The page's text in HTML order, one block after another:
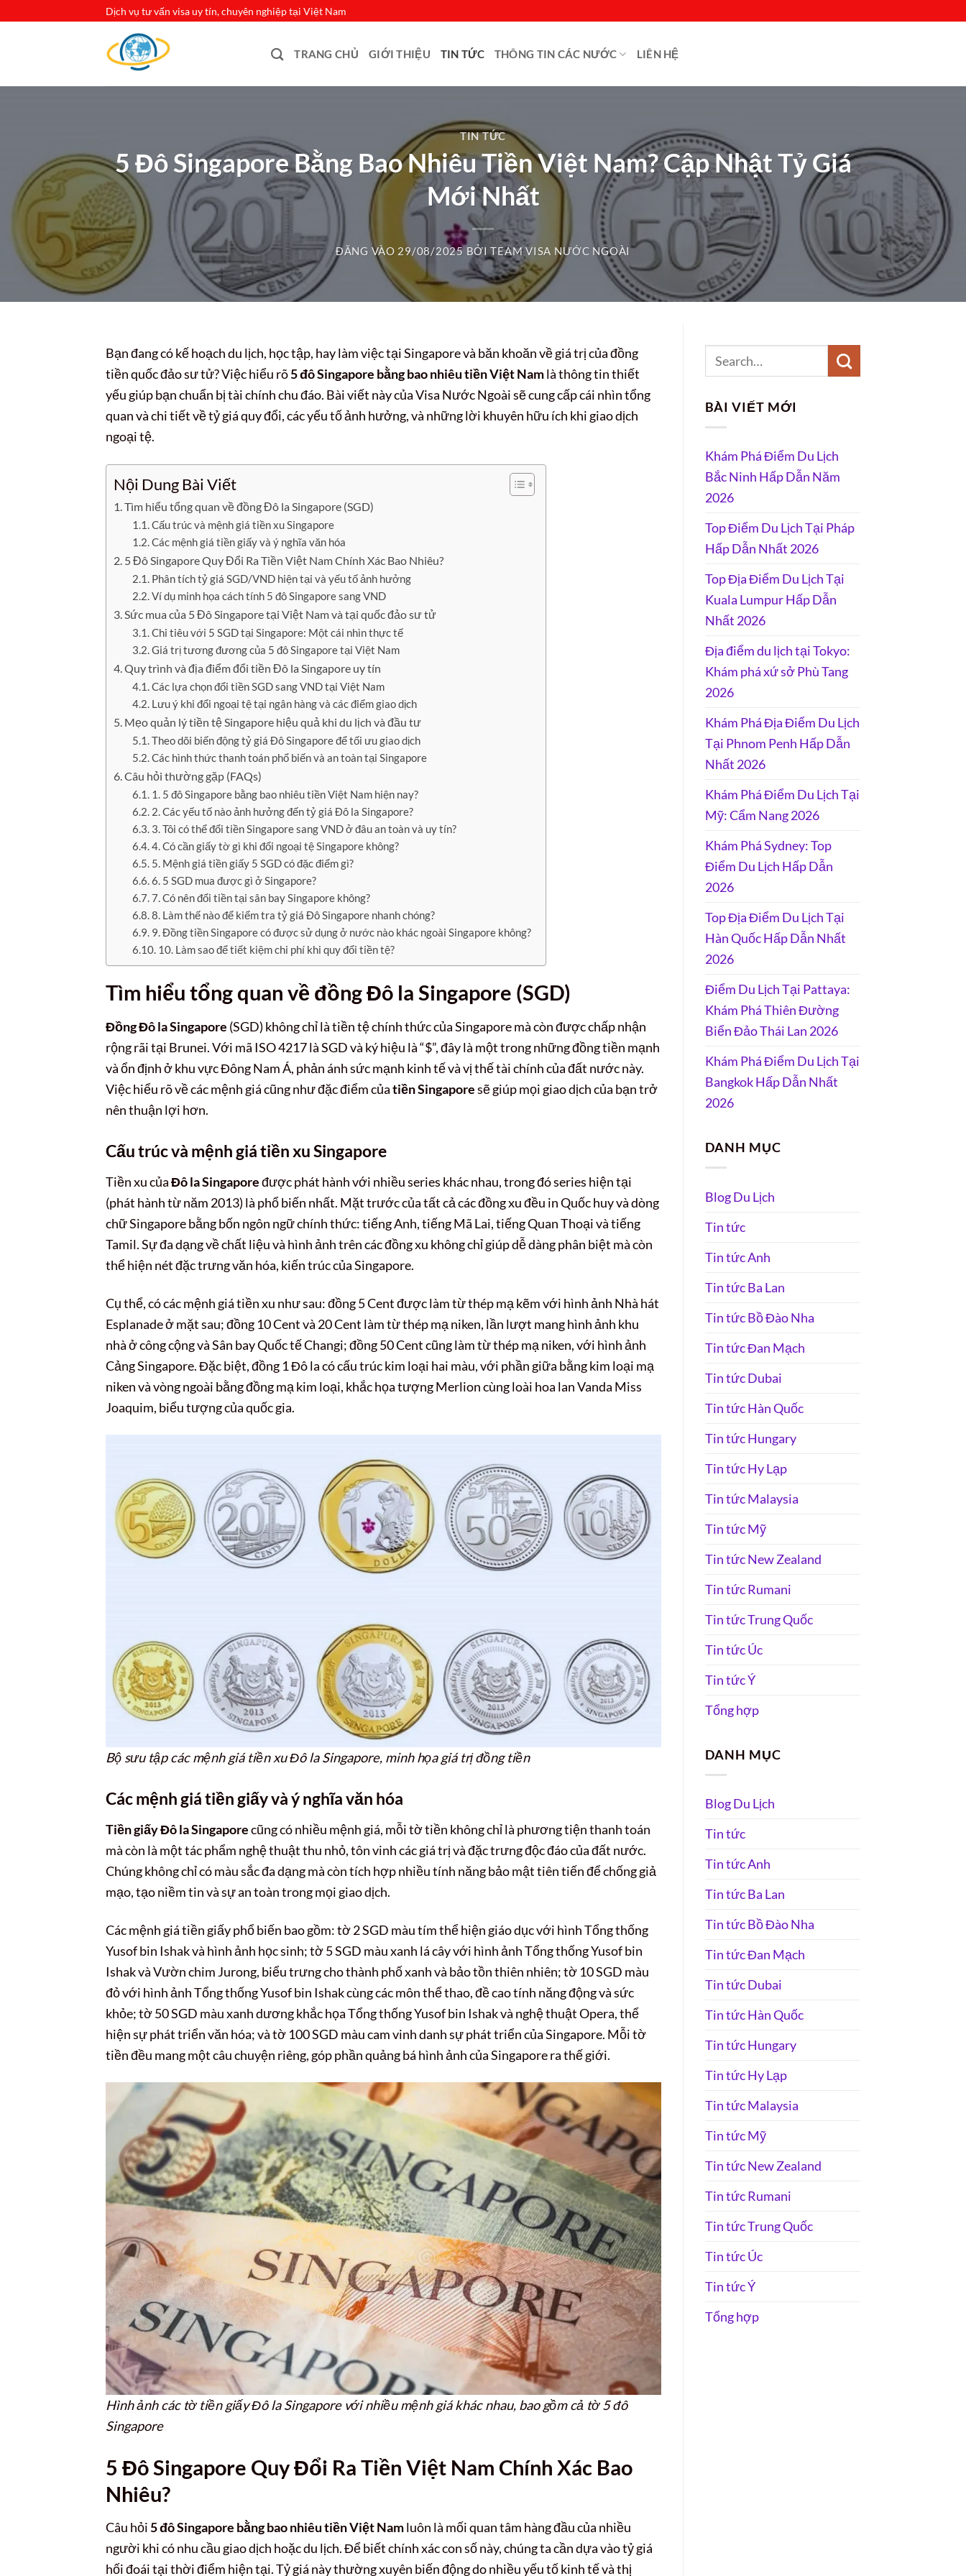
Dịch vụ tư vấn visa uy tín, chuyên nghiệp tại Việt Nam
TRANG CHỦ GIỚI THIỆU TIN TỨC THÔNG TIN CÁC NƯỚC LIÊN HỆ
TIN TỨC
5 Đô Singapore Bằng Bao Nhiêu Tiền Việt Nam? Cập Nhật Tỷ Giá
Mới Nhất
ĐĂNG VÀO 29/08/2025 BỞITEAM VISA NƯỚC NGOÀI
Bạn đang có kế hoạch du lịch, học tập, hay làm việc tại Singapore và băn khoăn về giá trị của đồng
tiền quốc đảo sư tử? Việc hiểu rõ5 đô Singapore bằng bao nhiêu tiền Việt Namlà thông tin thiết
yếu giúp bạn chuẩn bị tài chính chu đáo. Bài viết này của Visa Nước Ngoài sẽ cung cấp cái nhìn tổng
quan và chi tiết về tỷ giá quy đổi, các yếu tố ảnh hưởng, và những lời khuyên hữu ích khi giao dịch
ngoại tệ.
Nội Dung Bài Viết
Tìm hiểu tổng quan về đồng Đô la Singapore (SGD)
Cấu trúc và mệnh giá tiền xu Singapore
Các mệnh giá tiền giấy và ý nghĩa văn hóa
5 Đô Singapore Quy Đổi Ra Tiền Việt Nam Chính Xác Bao Nhiêu?
Phân tích tỷ giá SGD/VND hiện tại và yếu tố ảnh hưởng
Ví dụ minh họa cách tính 5 đô Singapore sang VND
Sức mua của 5 Đô Singapore tại Việt Nam và tại quốc đảo sư tử
Chi tiêu với 5 SGD tại Singapore: Một cái nhìn thực tế
Giá trị tương đương của 5 đô Singapore tại Việt Nam
Quy trình và địa điểm đổi tiền Đô la Singapore uy tín
Các lựa chọn đổi tiền SGD sang VND tại Việt Nam
Lưu ý khi đổi ngoại tệ tại ngân hàng và các điểm giao dịch
Mẹo quản lý tiền tệ Singapore hiệu quả khi du lịch và đầu tư
Theo dõi biến động tỷ giá Đô Singapore để tối ưu giao dịch
Các hình thức thanh toán phổ biến và an toàn tại Singapore
Câu hỏi thường gặp (FAQs)
1. 5 đô Singapore bằng bao nhiêu tiền Việt Nam hiện nay?
2. Các yếu tố nào ảnh hưởng đến tỷ giá Đô la Singapore?
3. Tôi có thể đổi tiền Singapore sang VND ở đâu an toàn và uy tín?
4. Có cần giấy tờ gì khi đổi ngoại tệ Singapore không?
5. Mệnh giá tiền giấy 5 SGD có đặc điểm gì?
6. 5 SGD mua được gì ở Singapore?
7. Có nên đổi tiền tại sân bay Singapore không?
8. Làm thế nào để kiểm tra tỷ giá Đô Singapore nhanh chóng?
9. Đồng tiền Singapore có được sử dụng ở nước nào khác ngoài Singapore không?
10. Làm sao để tiết kiệm chi phí khi quy đổi tiền tệ?
Tìm hiểu tổng quan về đồng Đô la Singapore (SGD)
Đồng Đô la Singapore (SGD) không chỉ là tiền tệ chính thức của Singapore mà còn được chấp nhận
rộng rãi tại Brunei. Với mã ISO 4217 là SGD và ký hiệu là “$”, đây là một trong những đồng tiền mạnh
và ổn định ở khu vực Đông Nam Á, phản ánh sức mạnh kinh tế và vị thế tài chính của đất nước này.
Việc hiểu rõ về các mệnh giá cũng như đặc điểm củatiền Singaporesẽ giúp mọi giao dịch của bạn trở
nên thuận lợi hơn.
Cấu trúc và mệnh giá tiền xu Singapore
Tiền xu củaĐô la Singapoređược phát hành với nhiều series khác nhau, trong đó series hiện tại
(phát hành từ năm 2013) là phổ biến nhất. Mặt trước của tất cả các đồng xu đều in Quốc huy và dòng
chữ Singapore bằng bốn ngôn ngữ chính thức: tiếng Anh, tiếng Mã Lai, tiếng Quan Thoại và tiếng
Tamil. Sự đa dạng về chất liệu và hình ảnh trên các đồng xu không chỉ giúp dễ dàng phân biệt mà còn
thể hiện nét đặc trưng văn hóa, kiến trúc của Singapore.
Cụ thể, có các mệnh giá tiền xu như sau: đồng 5 Cent được làm từ thép mạ kẽm với hình ảnh Nhà hát
Esplanade ở mặt sau; đồng 10 Cent và 20 Cent làm từ thép mạ niken, lần lượt mang hình ảnh khu
nhà ở công cộng và Sân bay Quốc tế Changi; đồng 50 Cent cũng làm từ thép mạ niken, với hình ảnh
Cảng Singapore. Đặc biệt, đồng 1 Đô la có cấu trúc kim loại hai màu, với phần giữa bằng kim loại mạ
niken và vòng ngoài bằng đồng mạ kim loại, khắc họa tượng Merlion cùng loài hoa lan Vanda Miss
Joaquim, biểu tượng của quốc gia.
Bộ sưu tập các mệnh giá tiền xu Đô la Singapore, minh họa giá trị đồng tiền
Các mệnh giá tiền giấy và ý nghĩa văn hóa
Tiền giấy Đô la Singaporecũng có nhiều mệnh giá, mỗi tờ tiền không chỉ là phương tiện thanh toán
mà còn là một tác phẩm nghệ thuật thu nhỏ, tôn vinh các giá trị và đặc trưng độc đáo của đất nước.
Chúng không chỉ có màu sắc đa dạng mà còn tích hợp nhiều tính năng bảo mật tiên tiến để chống giả
mạo, tạo niềm tin và sự an toàn trong mọi giao dịch.
Các mệnh giá tiền giấy phổ biến bao gồm: tờ 2 SGD màu tím thể hiện giáo dục với hình Tổng thống
Yusof bin Ishak và hình ảnh học sinh; tờ 5 SGD màu xanh lá cây với hình ảnh Tổng thống Yusof bin
Ishak và Vườn chim Jurong, biểu trưng cho thành phố xanh và bảo tồn thiên nhiên; tờ 10 SGD màu
đỏ với hình ảnh Tổng thống Yusof bin Ishak cùng các môn thể thao, đề cao tính năng động và sức
khỏe; tờ 50 SGD màu xanh dương khắc họa Tổng thống Yusof bin Ishak và nghệ thuật Opera, thể
hiện sự phát triển văn hóa; và tờ 100 SGD màu cam vinh danh sự phát triển của Singapore. Mỗi tờ
tiền đều mang một câu chuyện riêng, góp phần quảng bá hình ảnh của Singapore ra thế giới.
Hình ảnh các tờ tiền giấy Đô la Singapore với nhiều mệnh giá khác nhau, bao gồm cả tờ 5 đô
Singapore
5 Đô Singapore Quy Đổi Ra Tiền Việt Nam Chính Xác Bao
Nhiêu?
Câu hỏi5 đô Singapore bằng bao nhiêu tiền Việt Namluôn là mối quan tâm hàng đầu của nhiều
người khi có nhu cầu giao dịch hoặc du lịch. Để biết chính xác con số này, chúng ta cần dựa vào tỷ giá
hối đoái tại thời điểm hiện tại. Tỷ giá này thường xuyên biến động do nhiều yếu tố kinh tế và thị
BÀI VIẾT MỚI
Khám Phá Điểm Du Lịch
Bắc Ninh Hấp Dẫn Năm
2026
Top Điểm Du Lịch Tại Pháp
Hấp Dẫn Nhất 2026
Top Địa Điểm Du Lịch Tại
Kuala Lumpur Hấp Dẫn
Nhất 2026
Địa điểm du lịch tại Tokyo:
Khám phá xứ sở Phù Tang
2026
Khám Phá Địa Điểm Du Lịch
Tại Phnom Penh Hấp Dẫn
Nhất 2026
Khám Phá Điểm Du Lịch Tại
Mỹ: Cẩm Nang 2026
Khám Phá Sydney: Top
Điểm Du Lịch Hấp Dẫn
2026
Top Địa Điểm Du Lịch Tại
Hàn Quốc Hấp Dẫn Nhất
2026
Điểm Du Lịch Tại Pattaya:
Khám Phá Thiên Đường
Biển Đảo Thái Lan 2026
Khám Phá Điểm Du Lịch Tại
Bangkok Hấp Dẫn Nhất
2026
DANH MỤC
Blog Du Lịch
Tin tức
Tin tức Anh
Tin tức Ba Lan
Tin tức Bồ Đào Nha
Tin tức Đan Mạch
Tin tức Dubai
Tin tức Hàn Quốc
Tin tức Hungary
Tin tức Hy Lạp
Tin tức Malaysia
Tin tức Mỹ
Tin tức New Zealand
Tin tức Rumani
Tin tức Trung Quốc
Tin tức Úc
Tin tức Ý
Tổng hợp
DANH MỤC
Blog Du Lịch
Tin tức
Tin tức Anh
Tin tức Ba Lan
Tin tức Bồ Đào Nha
Tin tức Đan Mạch
Tin tức Dubai
Tin tức Hàn Quốc
Tin tức Hungary
Tin tức Hy Lạp
Tin tức Malaysia
Tin tức Mỹ
Tin tức New Zealand
Tin tức Rumani
Tin tức Trung Quốc
Tin tức Úc
Tin tức Ý
Tổng hợp